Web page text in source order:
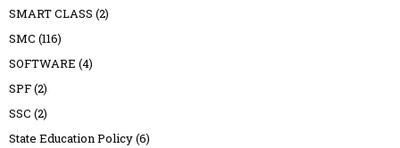
SMART CLASS (2)
SMC (116)
SOFTWARE (4)
SPF(2)
SSC (2)
State Education Policy(6)